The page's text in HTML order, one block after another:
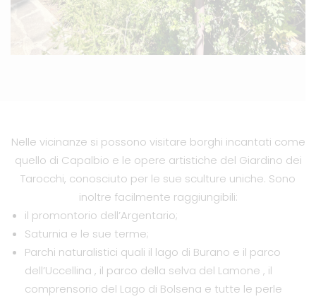
Nelle vicinanze si possono visitare borghi incantati come
quello di Capalbio e le opere artistiche del Giardino dei
Tarocchi, conosciuto per le sue sculture uniche. Sono
inoltre facilmente raggiungibili:
il promontorio dell’Argentario;
Saturnia e le sue terme;
Parchi naturalistici quali il lago di Burano e il parco
dell’Uccellina , il parco della selva del Lamone , il
comprensorio del Lago di Bolsena e tutte le perle